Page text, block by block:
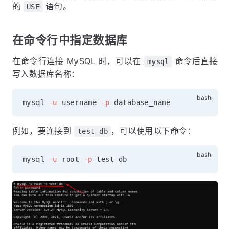
的
USE 语句。
在命令行中指定数据库
在命令行连接 MySQL 时，可以在 mysql
命令后直接
写入数据库名称：
mysql -u username -p
例如，要连接到 test_db ，可以使用以下命令：
mysql -u root -p